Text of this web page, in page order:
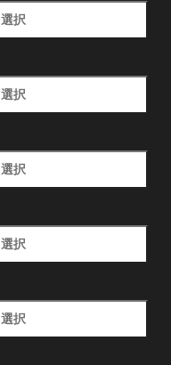
選択
選択
選択
選択
選択